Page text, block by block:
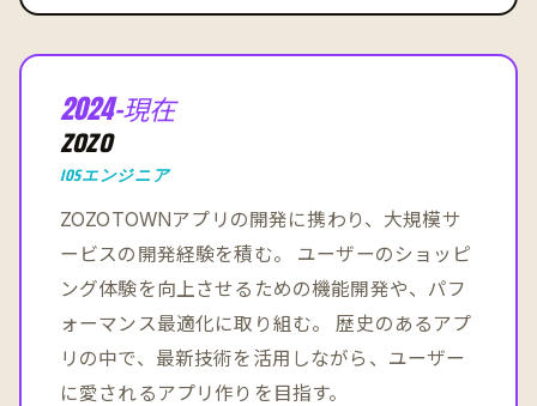
2024-現在
ZOZO
IOSエンジニア
ZOZOTOWNアプリの開発に携わり、大規模サ
ービスの開発経験を積む。 ユーザーのショッピ
ング体験を向上させるための機能開発や、パフ
ォーマンス最適化に取り組む。 歴史のあるアプ
リの中で、最新技術を活用しながら、ユーザー
に愛されるアプリ作りを目指す。